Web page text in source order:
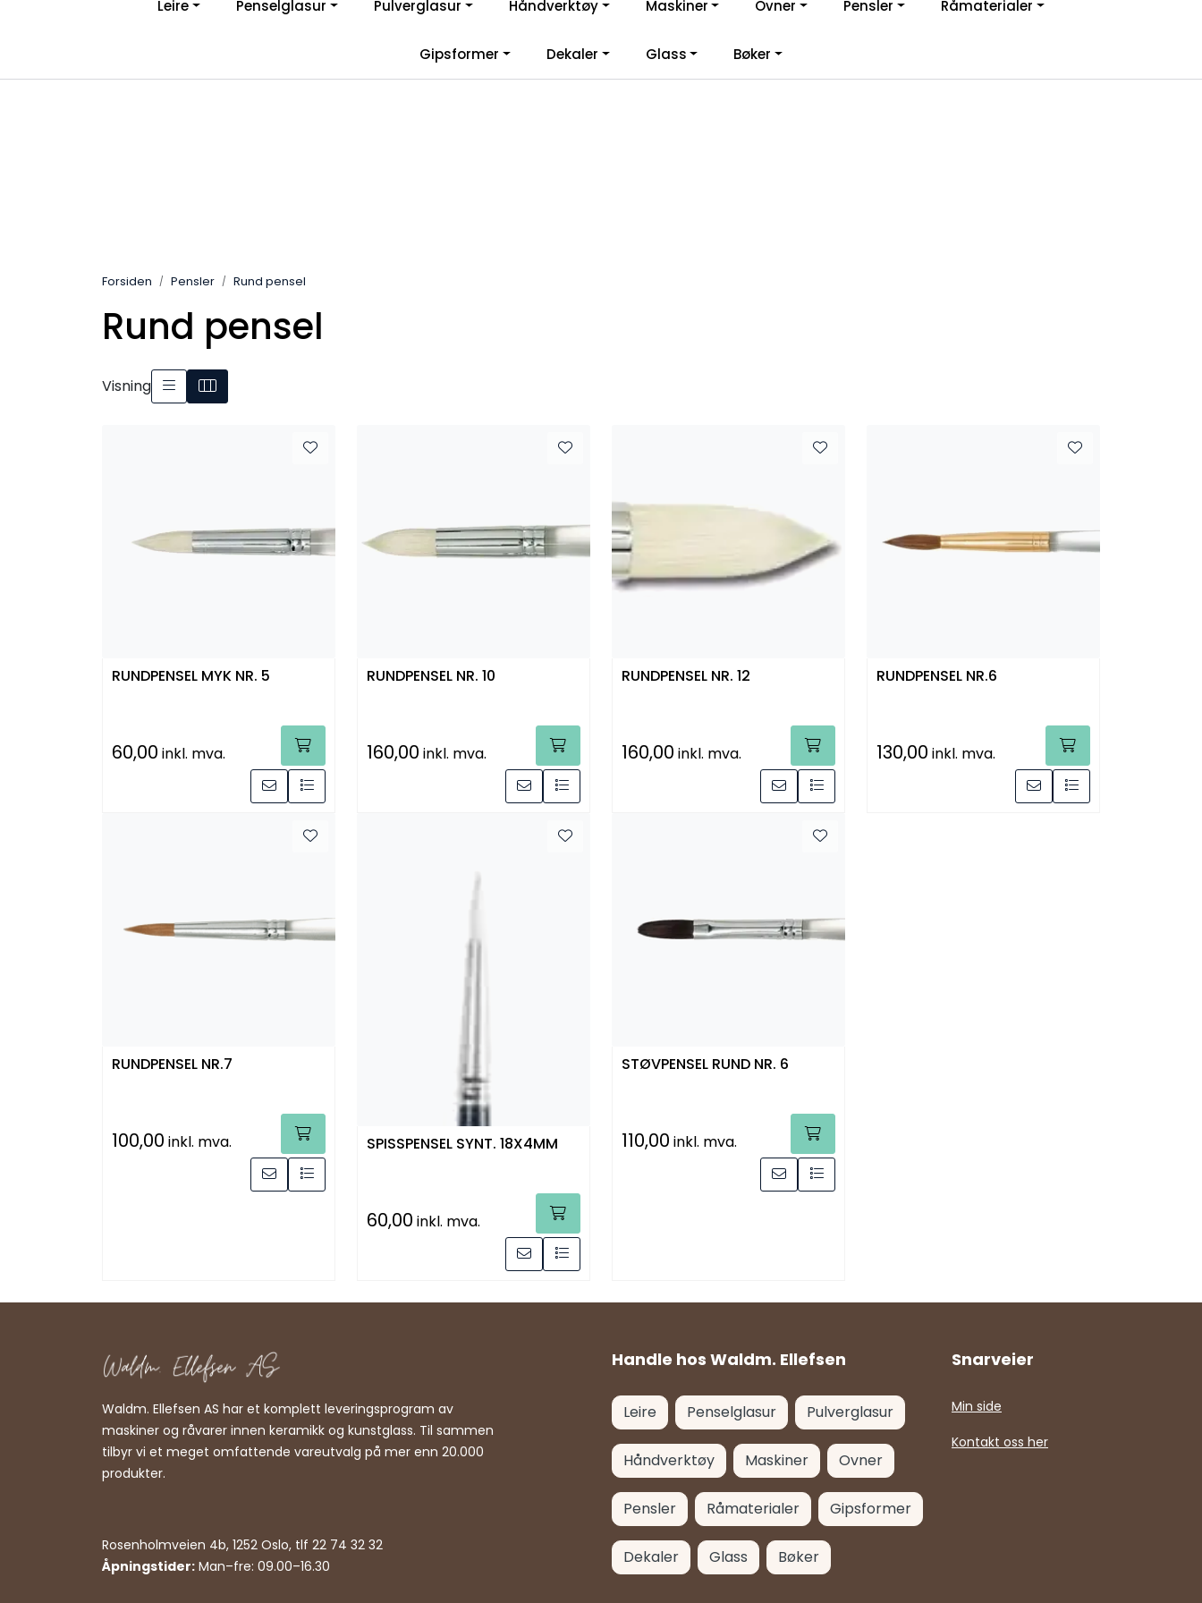
Velkommen til vår nye nettbutikk! Besøk Min side for mer informasjon
Leire Penselglasur Pulverglasur Håndverktøy Maskiner Ovner Pensler Råmaterialer
Gipsformer Dekaler Glass Bøker
Forsiden Pensler Rund pensel
Rund pensel
Visning
RUNDPENSEL MYK NR. 5
60,00 inkl. mva.
RUNDPENSEL NR. 10
160,00 inkl. mva.
RUNDPENSEL NR. 12
160,00 inkl. mva.
RUNDPENSEL NR.6
130,00 inkl. mva.
RUNDPENSEL NR.7
100,00 inkl. mva. SPISSPENSEL SYNT. 18X4MM
60,00 inkl. mva.
STØVPENSEL RUND NR. 6
110,00 inkl. mva.
Handle hos Waldm. Ellefsen
Waldm. Ellefsen AS har et komplett leveringsprogram av
maskiner og råvarer innen keramikk og kunstglass. Til sammen
tilbyr vi et meget omfattende vareutvalg på mer enn 20.000
produkter.
Rosenholmveien 4b, 1252 Oslo, tlf 22 74 32 32
Åpningstider: Man–fre: 09.00–16.30
Leire Penselglasur Pulverglasur
Håndverktøy Maskiner Ovner
Pensler Råmaterialer Gipsformer
Dekaler Glass Bøker
Snarveier
Min side
Kontakt oss her